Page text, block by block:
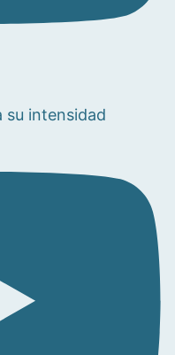
su intensidad